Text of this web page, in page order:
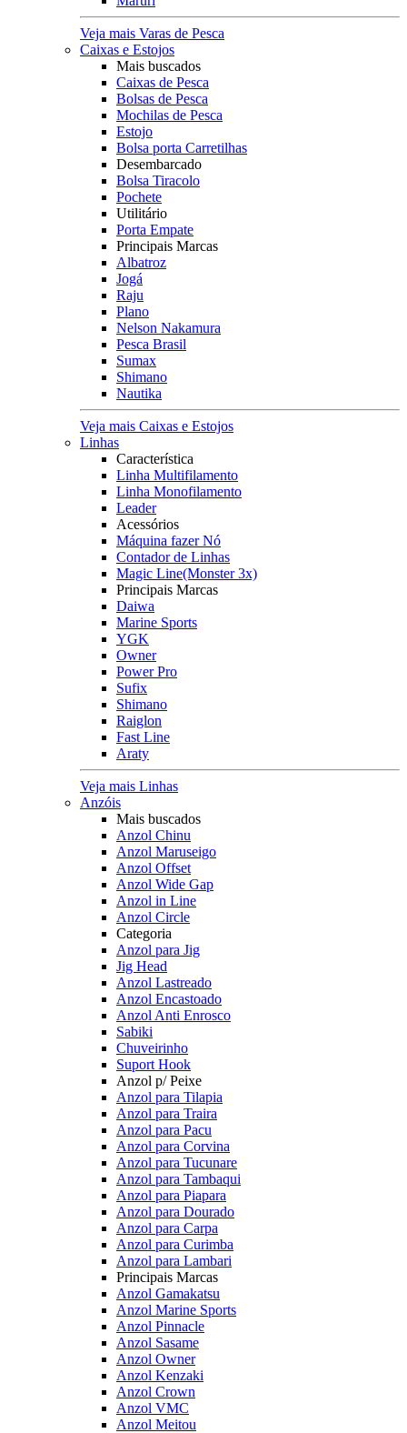
Veja mais Varas de Pesca
Caixas e Estojos
Mais buscados
Caixas de Pesca
Bolsas de Pesca
Mochilas de Pesca
Estojo
Bolsa porta Carretilhas
Desembarcado
Bolsa Tiracolo
Pochete
Utilitário
Porta Empate
Principais Marcas
Albatroz
Jogá
Raju
Plano
Nelson Nakamura
Pesca Brasil
Sumax
Shimano
Nautika
Veja mais Caixas e Estojos
Linhas
Característica
Linha Multifilamento
Linha Monofilamento
Leader
Acessórios
Máquina fazer Nó
Contador de Linhas
Magic Line(Monster 3x)
Principais Marcas
Daiwa
Marine Sports
YGK
Owner
Power Pro
Sufix
Shimano
Raiglon
Fast Line
Araty
Veja mais Linhas
Anzóis
Mais buscados
Anzol Chinu
Anzol Maruseigo
Anzol Offset
Anzol Wide Gap
Anzol in Line
Anzol Circle
Categoria
Anzol para Jig
Jig Head
Anzol Lastreado
Anzol Encastoado
Anzol Anti Enrosco
Sabiki
Chuveirinho
Suport Hook
Anzol p/ Peixe
Anzol para Tilapia
Anzol para Traira
Anzol para Pacu
Anzol para Corvina
Anzol para Tucunare
Anzol para Tambaqui
Anzol para Piapara
Anzol para Dourado
Anzol para Carpa
Anzol para Curimba
Anzol para Lambari
Principais Marcas
Anzol Gamakatsu
Anzol Marine Sports
Anzol Pinnacle
Anzol Sasame
Anzol Owner
Anzol Kenzaki
Anzol Crown
Anzol VMC
Anzol Meitou